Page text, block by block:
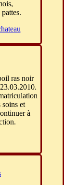
ras noir
et
à